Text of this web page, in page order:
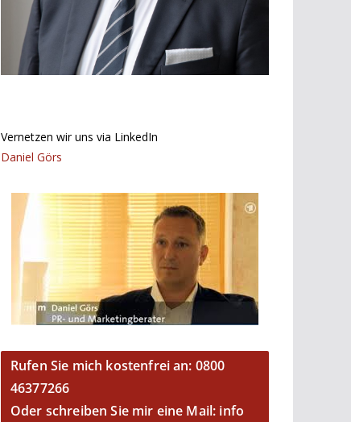
Vernetzen wir uns via LinkedIn
Daniel Görs
Rufen Sie mich kostenfrei an: 0800
46377266
Oder schreiben Sie mir eine Mail: info